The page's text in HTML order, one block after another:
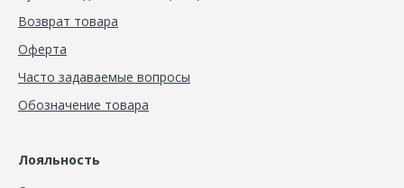
Возврат товара
Оферта
Часто задаваемые вопросы
Обозначение товара
Лояльность